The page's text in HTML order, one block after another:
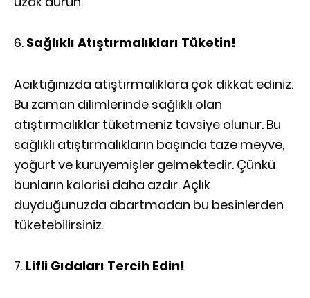
Sağlıklı Atıştırmalıkları Tüketin!
Acıktığınızda atıştırmalıklara çok dikkat ediniz.
Bu zaman dilimlerinde sağlıklı olan
atıştırmalıklar tüketmeniz tavsiye olunur. Bu
sağlıklı atıştırmalıkların başında taze meyve,
yoğurt ve kuruyemişler gelmektedir. Çünkü
bunların kalorisi daha azdır. Açlık
duyduğunuzda abartmadan bu besinlerden
tüketebilirsiniz.
Lifli Gıdaları Tercih Edin!